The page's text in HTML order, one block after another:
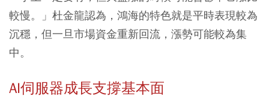
較慢。」杜金龍認為，鴻海的特色就是平時表現較為
沉穩，但一旦市場資金重新回流，漲勢可能較為集
中。
AI伺服器成長支撐基本面